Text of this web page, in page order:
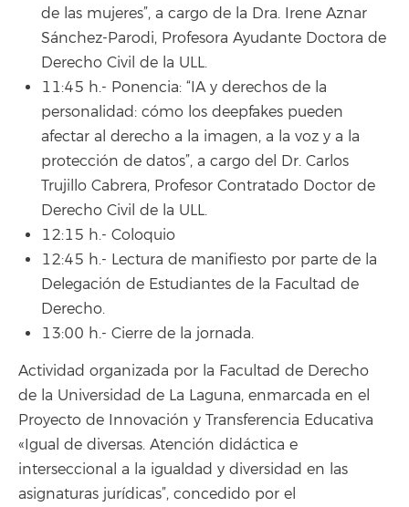
de las mujeres”, a cargo de la Dra. Irene Aznar
Sánchez-Parodi, Profesora Ayudante Doctora de
Derecho Civil de la ULL.
11:45 h.- Ponencia: “IA y derechos de la
personalidad: cómo los deepfakes pueden
afectar al derecho a la imagen, a la voz y a la
protección de datos”, a cargo del Dr. Carlos
Trujillo Cabrera, Profesor Contratado Doctor de
Derecho Civil de la ULL.
12:15 h.- Coloquio
12:45 h.- Lectura de manifiesto por parte de la
Delegación de Estudiantes de la Facultad de
Derecho.
13:00 h.- Cierre de la jornada.
Actividad organizada por la Facultad de Derecho
de la Universidad de La Laguna, enmarcada en el
Proyecto de Innovación y Transferencia Educativa
«Igual de diversas. Atención didáctica e
interseccional a la igualdad y diversidad en las
asignaturas jurídicas”, concedido por el